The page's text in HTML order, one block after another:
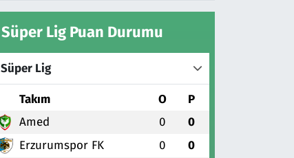
Süper Lig Puan Durumu
Süper Lig
Takım O P
Amed 0 0
Erzurumspor FK 0 0